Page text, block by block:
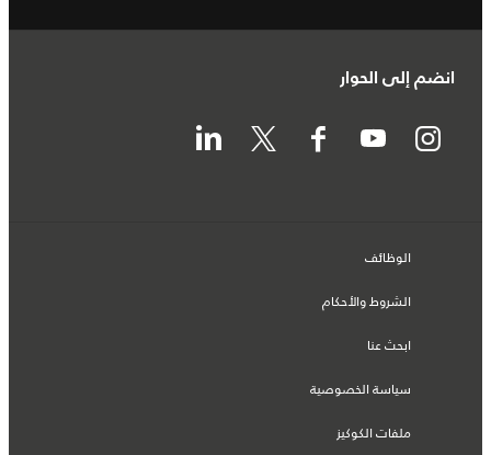
انضم إلى الحوار
الوظائف
الشروط والأحكام
ابحث عنا
سياسة الخصوصية
ملفات الكوكيز